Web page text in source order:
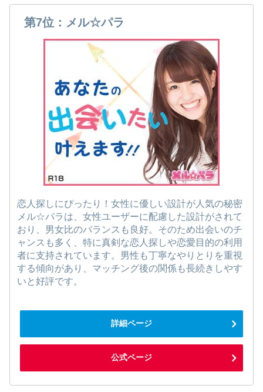
第7位：メル☆パラ
恋人探しにぴったり！女性に優しい設計が人気の秘密
メル☆パラは、女性ユーザーに配慮した設計がされて
おり、男女比のバランスも良好。そのため出会いのチ
ャンスも多く、特に真剣な恋人探しや恋愛目的の利用
者に支持されています。男性も丁寧なやりとりを重視
する傾向があり、マッチング後の関係も長続きしやす
いと好評です。
詳細ページ
公式ページ